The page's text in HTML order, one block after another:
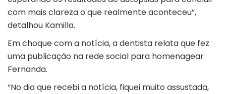
com mais clareza o que realmente aconteceu”,
detalhou Kamilla.
Em choque com a notícia, a dentista relata que fez
uma publicação na rede social para homenagear
Fernanda.
“No dia que recebi a notícia, fiquei muito assustada,